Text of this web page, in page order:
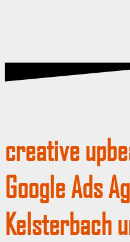
creative
Google Ads
Kelsterbach